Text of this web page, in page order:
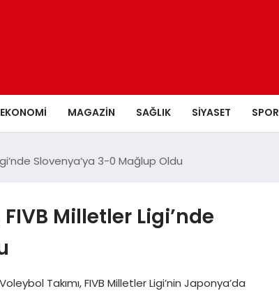
EKONOMI MAGAZIN SAĞLIK SIYASET SPOR
Slovenya’ya 3-0 Mağlup Oldu
Milletler Ligi’nde
Takımı, FIVB Milletler Ligi’nin Japonya’da